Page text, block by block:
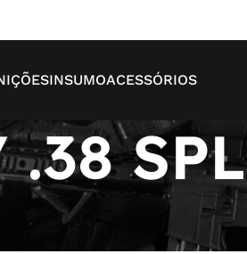
INSUMOACESSÓRIOS
SPL
Mostrar